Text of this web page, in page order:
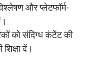
और प्लेटफॉर्म-
को संदिग्ध कंटेंट की
दें।